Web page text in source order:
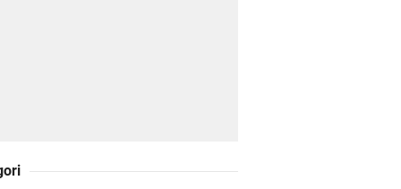
11
Fata